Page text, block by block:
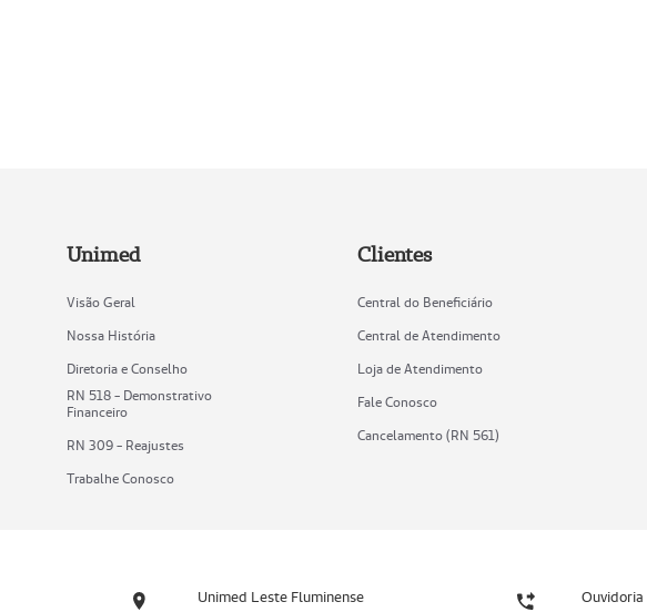
Unimed
Visão Geral
Nossa História
Diretoria e Conselho
RN 518 - Demonstrativo
Financeiro
RN 309 - Reajustes
Trabalhe Conosco
Clientes
Central do Beneficiário
Central de Atendimento
Loja de Atendimento
Fale Conosco
Cancelamento (RN 561)
Unimed Leste Fluminense Ouvidoria